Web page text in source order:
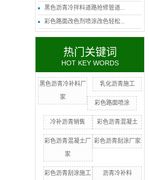
黑色沥青冷拌料道路抢修管道...
彩色路面改色剂喷涂改色轻松...
热门关键词
HOT KEY WORDS
黑色沥青冷补料厂
家
乳化沥青施工
彩色路面喷涂
冷补沥青销售 彩色沥青混凝土
彩色沥青混凝土厂
家
彩色沥青刮涂厂家
彩色沥青刮涂施工 沥青冷补料